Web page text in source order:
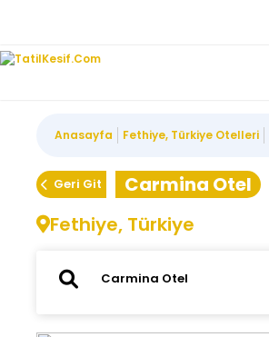
Anasayfa Fethiye, Türkiye Otelleri
Geri Git
Carmina Otel
Fethiye, Türkiye